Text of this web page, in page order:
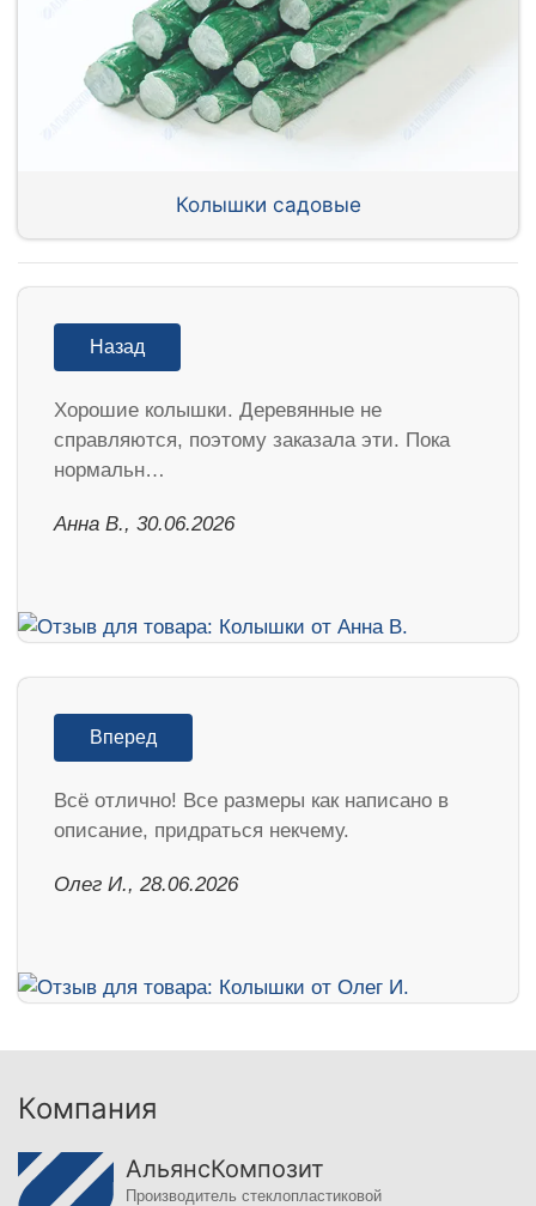
Колышки садовые
Назад
Хорошие колышки. Деревянные не
справляются, поэтому заказала эти. Пока
нормальн…
Анна В., 30.06.2026
Вперед
Всё отлично! Все размеры как написано в
описание, придраться некчему.
Олег И., 28.06.2026
Компания
АльянсКомпозит
Производитель стеклопластиковой